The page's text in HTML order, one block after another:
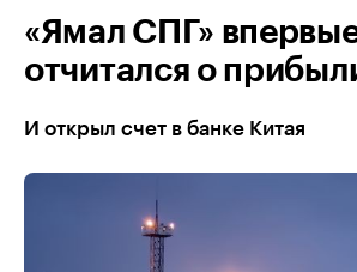
«Ямал СПГ»
отчитался о
И открыл счет в банке Китая